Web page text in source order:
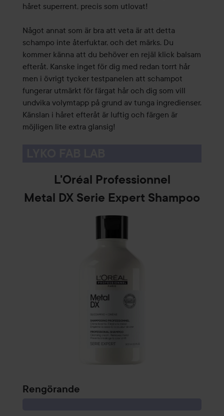
håret superrent, precis som utlovat!
Något annat som är bra att veta är att detta
schampo inte återfuktar, och det märks. Du
kommer känna att du behöver en rejäl klick balsam
efteråt. Kanske inget för dig med redan torrt hår
men i övrigt tycker testpanelen att schampot
fungerar utmärkt för färgat hår och dig som vill
undvika volymtapp på grund av tunga ingredienser.
Känslan i håret efteråt är luftig och färgen är
möjligen lite extra glansig!
L'Oréal Professionnel
Metal DX Serie Expert Shampoo
Rengörande